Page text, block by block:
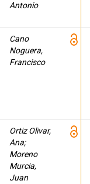
Antonio
Cano
Noguera,
Francisco
Ortiz Olivar,
Ana;
Moreno
Murcia,
Juan